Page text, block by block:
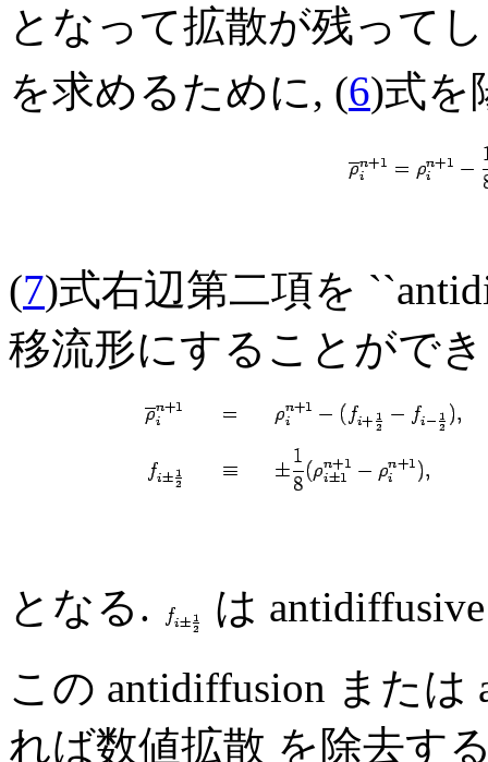
となって拡散が残って
を求めるために, (6)式を
(7)式右辺第二項を
移流形にすることがで
となる.
は
この antidiffusion また
れば数値拡散 を除去す